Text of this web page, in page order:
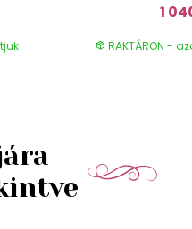
1
RAKTÁRON -